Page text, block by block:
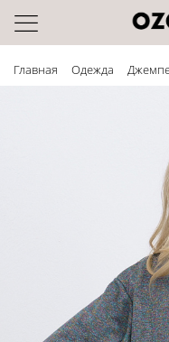
Главная Одежда